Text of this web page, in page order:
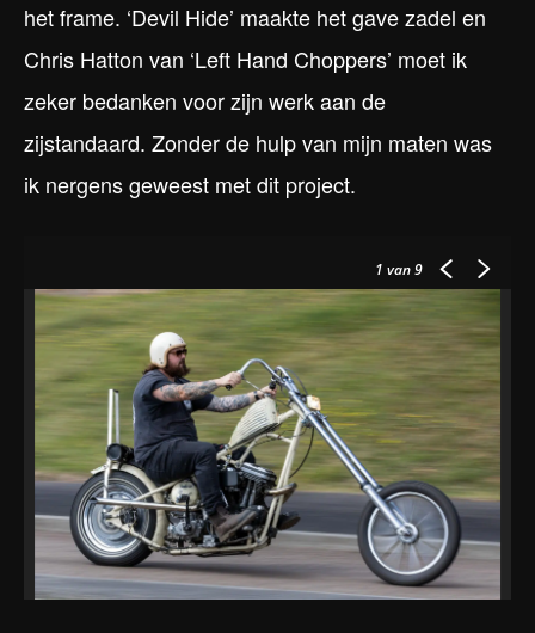
het frame. ‘Devil Hide’ maakte het gave zadel en
Chris Hatton van ‘Left Hand Choppers’ moet ik
zeker bedanken voor zijn werk aan de
zijstandaard. Zonder de hulp van mijn maten was
ik nergens geweest met dit project.
1 van 9